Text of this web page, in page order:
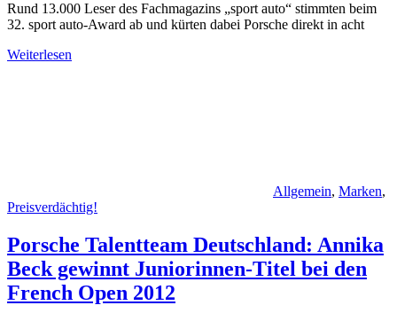
Rund 13.000 Leser des Fachmagazins „sport auto“ stimmten beim
32. sport auto-Award ab und kürten dabei Porsche direkt in acht
Weiterlesen
Allgemein, Marken,
Preisverdächtig!
Porsche Talentteam Deutschland: Annika
Beck gewinnt Juniorinnen-Titel bei den
French Open 2012